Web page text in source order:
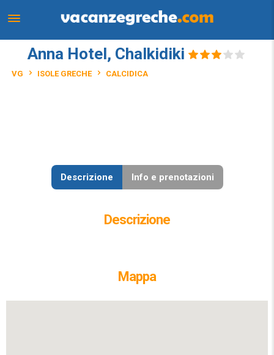
Anna Hotel, Chalkidiki
VG ISOLE GRECHE CALCIDICA
Descrizione Info e prenotazioni
Descrizione
Mappa